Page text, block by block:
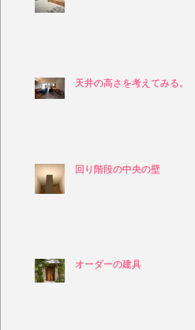
天井の高さを考えてみる。
回り階段の中央の壁
オーダーの建具
天井の高さを考えてみる。
回り階段の中央の壁
オーダーの建具